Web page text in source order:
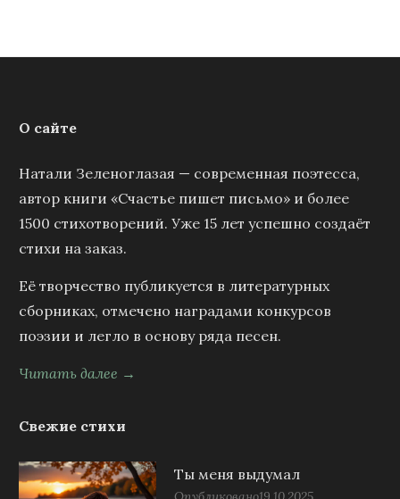
О сайте
Натали Зеленоглазая — современная поэтесса,
автор книги «Счастье пишет письмо» и более
1500 стихотворений. Уже 15 лет успешно создаёт
стихи на заказ.
Её творчество публикуется в литературных
сборниках, отмечено наградами конкурсов
поэзии и легло в основу ряда песен.
Читать далее →
Свежие стихи
Ты меня выдумал